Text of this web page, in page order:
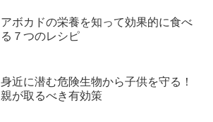
アボカドの栄養を知って効果的に食べ
る７つのレシピ
身近に潜む危険生物から子供を守る！
親が取るべき有効策